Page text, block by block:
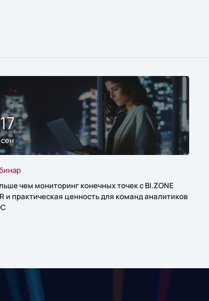
17
сен
чем мониторинг конечных точек с BI.ZONE
и практическая ценность для команд аналитиков